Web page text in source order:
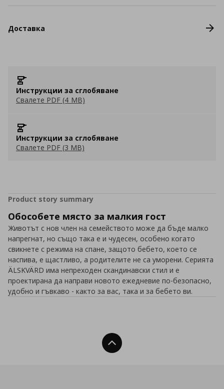
Доставка
Инструкции за сглобяване
Свалете PDF (4 MB)
Инструкции за сглобяване
Свалете PDF (3 MB)
Product story summary
Обособете място за малкия гост
Животът с нов член на семейството може да бъде малко
напрегнат, но също така е и чудесен, особено когато
свикнете с режима на спане, защото бебето, което се
наспива, е щастливо, а родителите не са уморени. Серията
ÄLSKVÄRD има непреходен скандинавски стил и е
проектирана да направи новото ежедневие по-безопасно,
удобно и гъвкаво - както за вас, така и за бебето ви.
Нагоре